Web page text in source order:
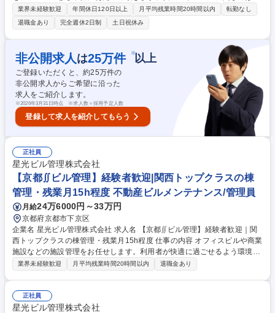
5～10件程度のペースで現場を回って頂き、現場監督との打ち合わせを行
います。 【業務詳細】■安全計画の策定と実践■工事現場職員に対する、
安全の教育■現場のパトロール■事故発生時の緊急時の対応業務■安全パト
ロール ＊現場での先輩社員によるOJTやセミナー、研修体制がございま
す。 現場の安全が自身によって保たれていることが大きなやりがい・魅力
の一つです。 変更の範囲:無し 募集職種 【兵庫/土木安全管理】転勤無/残
業基本無し/年収600万～
業界未経験歓迎 年間休日120日以上 月平均残業時間20時間以内
転勤なし
退職金あり
完全週休2日制 土日祝休み
非公開求人 は25万件 ※以上
ご登録いただくと、約25万件の
非公開求人からご希望に沿った
求人をご紹介します。
※2026年3月31日時点 ※求人数＝採用予定人数
登録して求人を紹介してもらう
正社員
星光ビル管理株式会社
【京都∬ビル管理】経験者歓迎|関西トップクラスの棟
管理・残業月15h程度 不動産ビルメンテナンス/管理員
月給24万6000円～33万円
京都府京都市下京区
企業名 星光ビル管理株式会社 求人名 【京都∬ビル管理】経験者歓迎｜関
西トップクラスの棟管理・残業月15h程度 仕事の内容 オフィスビルや商業
施設などの施設管理をお任せします。利用者が快適に過ごせるよう環境維
持に努めていただきます。充実した研修体制のもと、スキルを磨きながら
ント工事、点検情報の広報や案内 ■緊急時対応（地震発生後の点検、火災
報知器が鳴った際の対応など） ■設備の点検（点検項目に沿って確認）
業界未経験歓迎 月平均残業時間20時間以内 退職金あり
正社員
星光ビル管理株式会社